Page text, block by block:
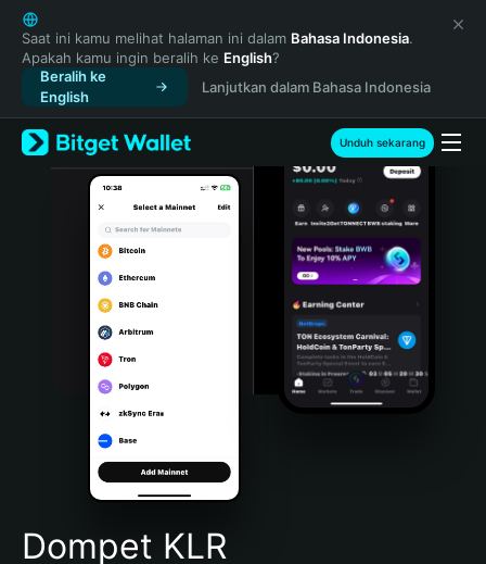
English
日本語
Tiếng Việt
Русский
Español (Latinoamérica)
Türkçe
Italiano
Português (Portugal)
Bahasa Indonesia
Português (Brasil)
Español (Argentina)
Saat ini kamu melihat halaman ini dalam Bahasa Indonesia.
Apakah kamu ingin beralih ke English?
Beralih ke
English
Lanjutkan dalam Bahasa Indonesia
Unduh sekarang
Dompet KLR